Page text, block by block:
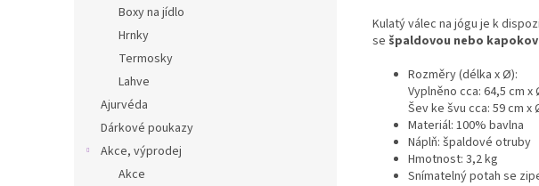
Boxy na jídlo
Hrnky
Termosky
Lahve
Ajurvéda
Dárkové poukazy
Akce, výprodej
Akce
Kulatý válec na jógu je k
se špaldovou nebo
Rozměry (délka x Ø):
Vyplněno cca: 64,5 cm x
Šev ke švu cca: 59 cm x
Materiál: 100% bavlna
Náplň: špaldové otruby
Hmotnost: 3,2 kg
Snímatelný potah se